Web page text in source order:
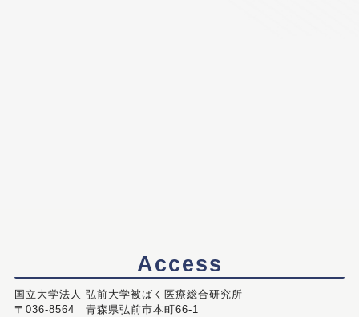
Access
国立大学法人 弘前大学被ばく医療総合研究所
〒036-8564 青森県弘前市本町66-1